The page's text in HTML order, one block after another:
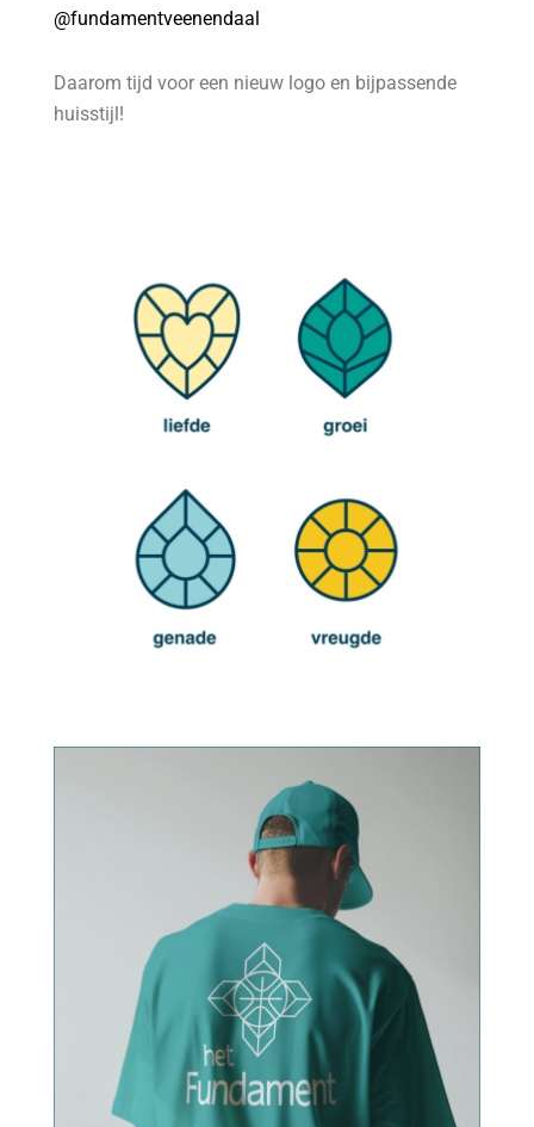
@fundamentveenendaal
Daarom tijd voor een nieuw logo en bijpassende
huisstijl!